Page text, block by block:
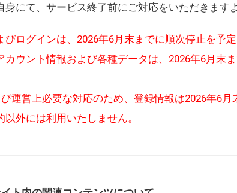
にて、サービス終了前にご対応をいただきます
ログインは、2026年6月末までに順次停止を予定
カウント情報および各種データは、2026年6月末
運営上必要な対応のため、登録情報は2026年6
外には利用いたしません。